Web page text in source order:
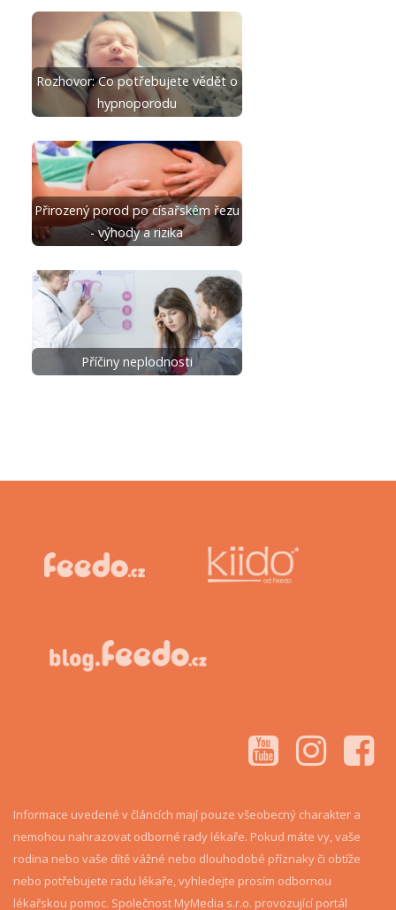
Rozhovor: Co potřebujete vědět o
hypnoporodu
Přirozený porod po císařském řezu
- výhody a rizika
Příčiny neplodnosti
Informace uvedené v článcích mají pouze všeobecný charakter a
nemohou nahrazovat odborné rady lékaře. Pokud máte vy, vaše
rodina nebo vaše dítě vážné nebo dlouhodobé příznaky či obtíže
nebo potřebujete radu lékaře, vyhledejte prosím odbornou
lékařskou pomoc. Společnost MyMedia s.r.o. provozující portál